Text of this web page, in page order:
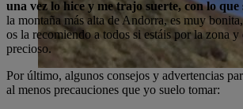
una vez lo hice y me trajo suerte, con lo
la montaña más alta de Andorra, es muy
os la recomiendo a todos si estáis por la zona
precioso.
Por último, algunos consejos y advertencias
al menos precauciones que yo suelo tomar: